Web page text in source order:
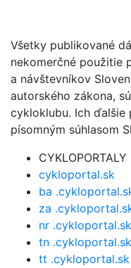
Všetky publikované
nekomerčné použitie
a návštevníkov
autorského zákona,
cykloklubu. Ich ďalšie
písomným súhlasom
CYKLOPORTALY
cykloportal.sk
ba
za
nr .cykloportal.sk
tn .cykloportal.sk
tt .cykloportal.sk